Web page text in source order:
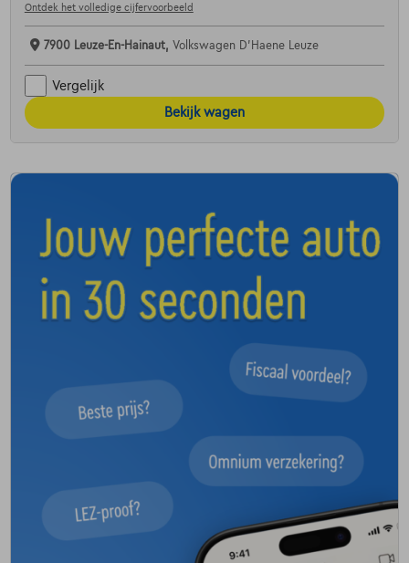
Ontdek het volledige cijfervoorbeeld
7900 Leuze-En-Hainaut, Volkswagen D'Haene Leuze
Vergelijk
Bekijk wagen